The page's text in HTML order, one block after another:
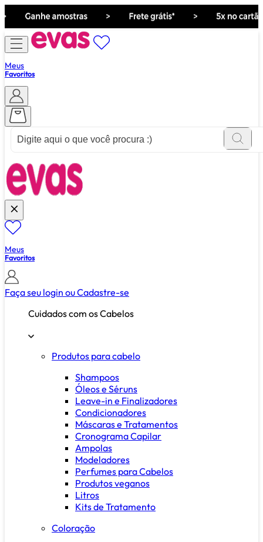
Meus
Favoritos
Meus
Favoritos
Faça seu login ouCadastre-se
Cuidados com os Cabelos
Produtos para cabelo
Shampoos
Óleos e Séruns
Leave-in e Finalizadores
Condicionadores
Máscaras e Tratamentos
Cronograma Capilar
Ampolas
Modeladores
Perfumes para Cabelos
Produtos veganos
Litros
Kits de Tratamento
Coloração